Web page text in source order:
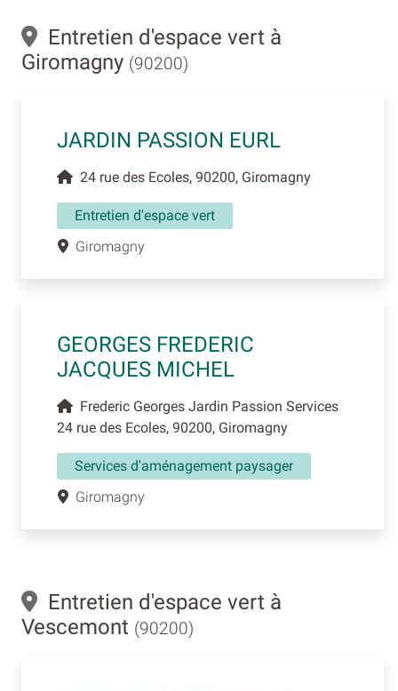
Entretien d'espace vert à
Giromagny (90200)
JARDIN PASSION EURL
24 rue des Ecoles, 90200, Giromagny
Entretien d'espace vert
Giromagny
GEORGES FREDERIC
JACQUES MICHEL
Frederic Georges Jardin Passion Services
24 rue des Ecoles, 90200, Giromagny
Services d'aménagement paysager
Giromagny
Entretien d'espace vert à
Vescemont (90200)